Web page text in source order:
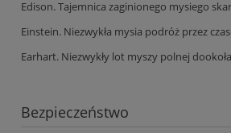
Edison. Tajemnica zaginionego mysiego
Einstein. Niezwykła mysia podróż przez
Earhart. Niezwykły lot myszy polnej
Bezpieczeństwo